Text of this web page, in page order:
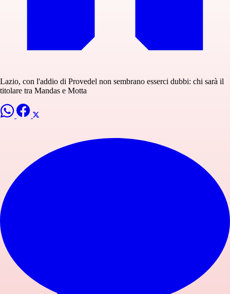
Lazio, con l'addio di Provedel non sembrano esserci dubbi: chi sarà il
titolare tra Mandas e Motta